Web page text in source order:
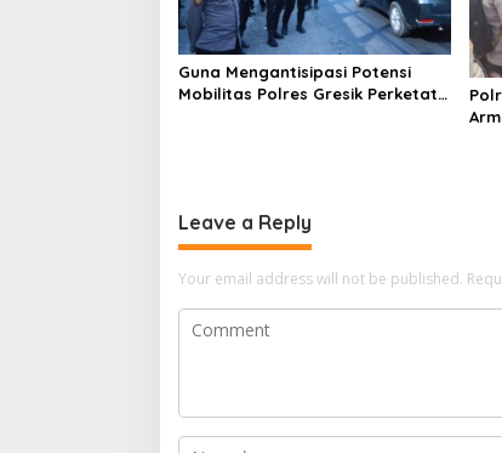
Guna Mengantisipasi Potensi
Mobilitas Polres Gresik Perketat
Leave a Reply
Your email address will not be published.